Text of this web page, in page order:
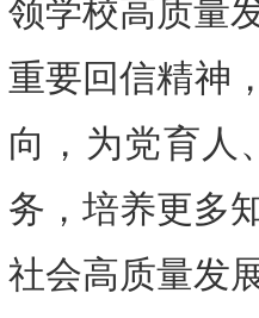
领学校高质量
重要回信精神
向，为党育人
务，培养更多
社会高质量发